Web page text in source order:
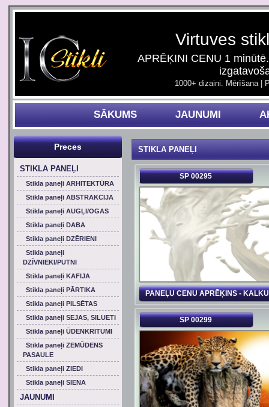
Virtuves
APRĒĶINI CENU 1
1000+ dizaini. Mērīšana |
SĀKUMS JAUNUMI
STIKLA PANEĻI
SP 00295
PANEĻU CENU APRĒĶINS -
SP 00299
Preces
STIKLA PANEĻI
Stikla paneļi ARHITEKTŪRA
Stikla paneļi ABSTRAKCIJA
Stikla paneļi AUGĻI/OGAS
Stikla paneļi DABA
Stikla paneļi DZĒRIENI
Stikla paneļi
DZĪVNIEKI/PUTNI
Stikla paneļi KAFIJA
Stikla paneļi PĀRTIKA
Stikla paneļi PILSĒTAS
Stikla paneļi SEJAS, SILUETI
Stikla paneļi ŪDENKRITUMI
Stikla paneļi ZEMŪDENS
PASAULE
Stikla paneļi ZIEDI
Stikla paneļi SIENA
JAUNUMI